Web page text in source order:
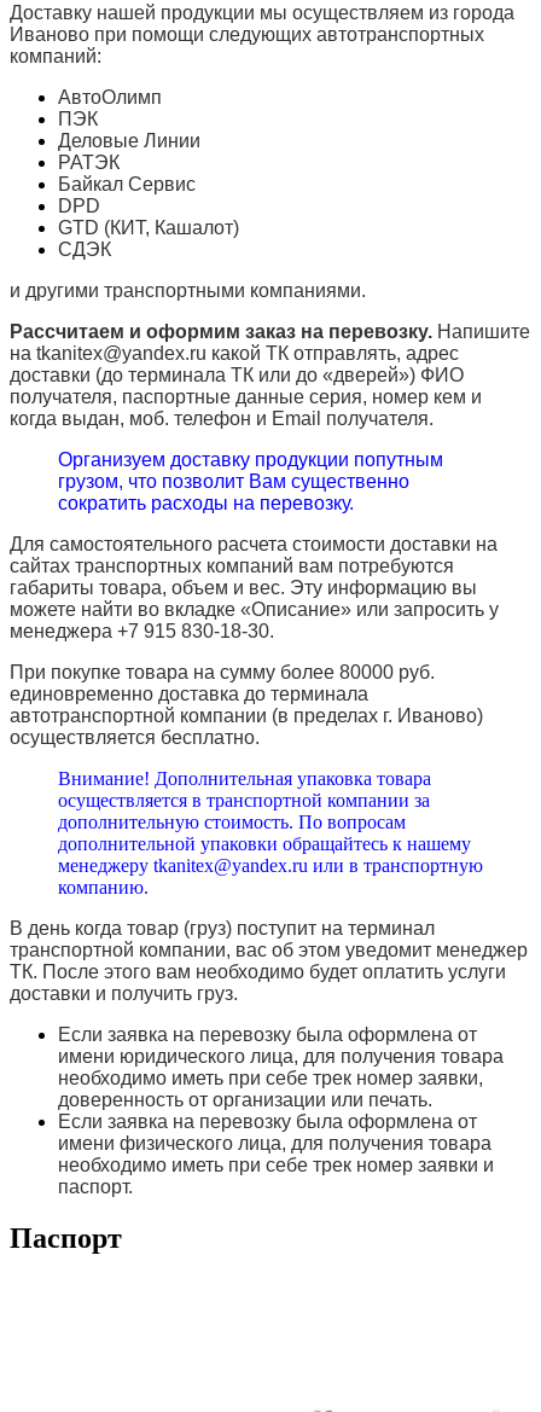
Доставку нашей продукции мы осуществляем из города
Иваново при помощи следующих автотранспортных
компаний:
АвтоОлимп
ПЭК
Деловые Линии
РАТЭК
Байкал Сервис
DPD
GTD (КИТ, Кашалот)
СДЭК
и другими транспортными компаниями.
Рассчитаем и оформим заказ на перевозку. Напишите
на tkanitex@yandex.ru какой ТК отправлять, адрес
доставки (до терминала ТК или до «дверей») ФИО
получателя, паспортные данные серия, номер кем и
когда выдан, моб. телефон и Email получателя.
Организуем доставку продукции попутным
грузом, что позволит Вам существенно
сократить расходы на перевозку.
Для самостоятельного расчета стоимости доставки на
сайтах транспортных компаний вам потребуются
габариты товара, объем и вес. Эту информацию вы
можете найти во вкладке «Описание» или запросить у
менеджера +7 915 830-18-30.
При покупке товара на сумму более 80000 руб.
единовременно доставка до терминала
автотранспортной компании (в пределах г. Иваново)
осуществляется бесплатно.
Внимание! Дополнительная упаковка товара
осуществляется в транспортной компании за
дополнительную стоимость. По вопросам
дополнительной упаковки обращайтесь к нашему
менеджеру tkanitex@yandex.ru или в транспортную
компанию.
В день когда товар (груз) поступит на терминал
транспортной компании, вас об этом уведомит менеджер
ТК. После этого вам необходимо будет оплатить услуги
доставки и получить груз.
Если заявка на перевозку была оформлена от
имени юридического лица, для получения товара
необходимо иметь при себе трек номер заявки,
доверенность от организации или печать.
Если заявка на перевозку была оформлена от
имени физического лица, для получения товара
необходимо иметь при себе трек номер заявки и
паспорт.
Паспорт